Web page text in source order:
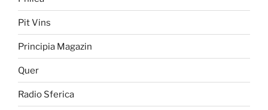
Pit Vins
Principia Magazin
Quer
Radio Sferica